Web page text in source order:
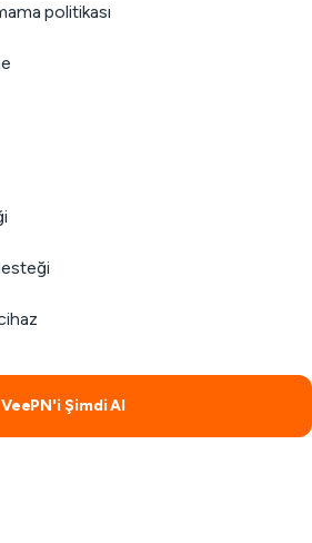
politikası
VeePN'i Şimdi Al